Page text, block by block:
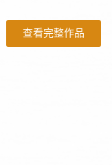
查看完整作品